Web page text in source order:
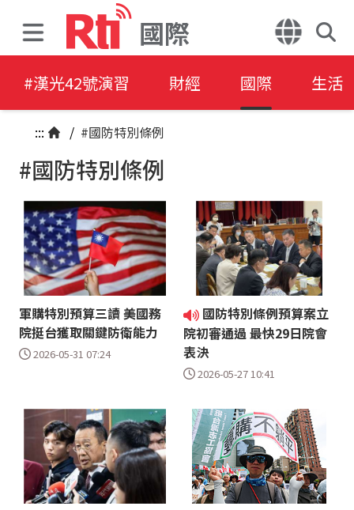
國際
#漢光42號演習 財經 國際 生活
::: / #國防特別條例
#國防特別條例
軍購特別預算三讀 美國務
院挺台獲取關鍵防衛能力
2026-05-31 07:24
國防特別條例預算案立
院初審通過 最快29日院會
表決
2026-05-27 10:41